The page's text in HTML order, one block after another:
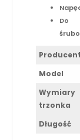
Do
Producent
Model
Wymiary
trzonka
Długość